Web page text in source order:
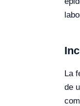
La
de